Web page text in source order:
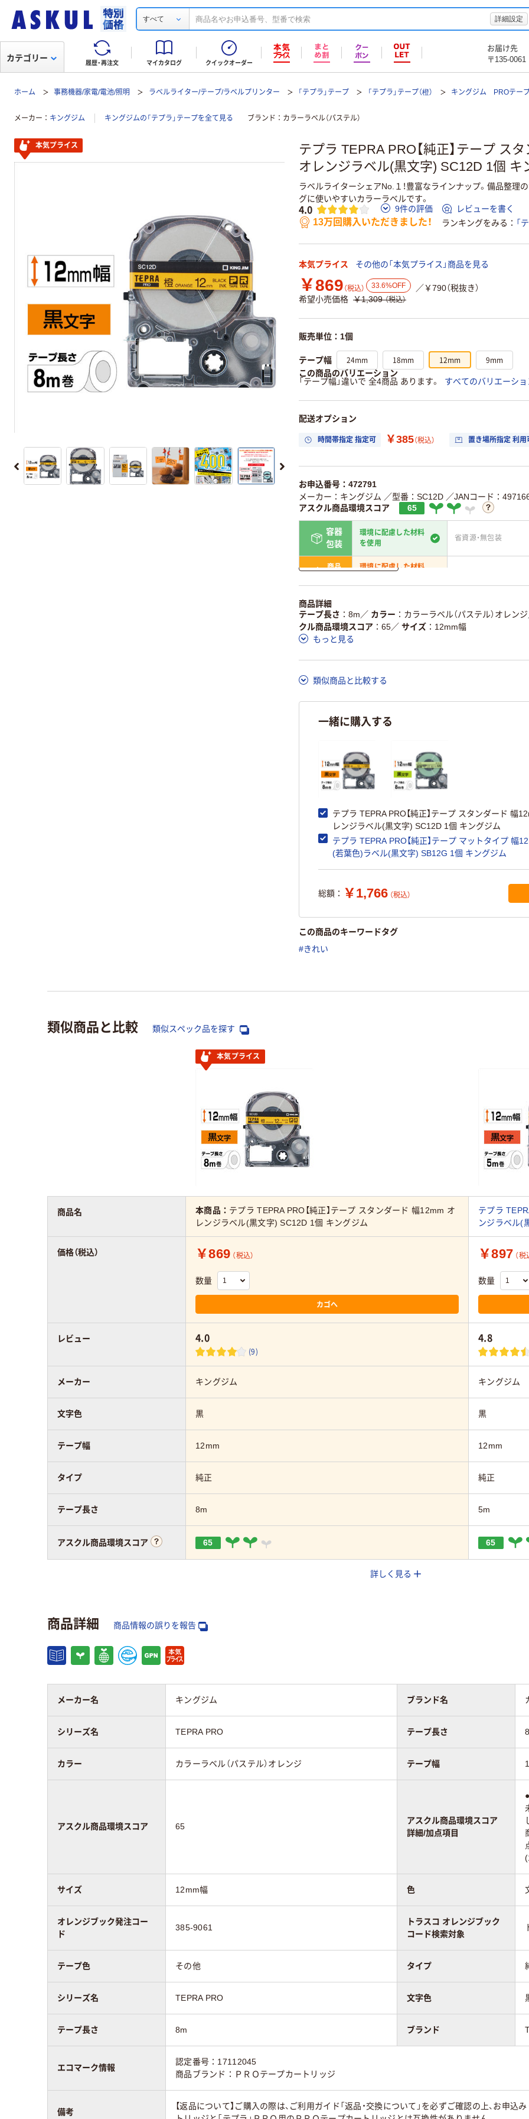
すべて 詳細設定
履歴・再注文 マイカタログ クイックオーダー
お届け先
〒135-0061
カテゴリー
ホーム 事務機器/家電/電池/照明 ラベルライター/テープ/ラベルプリンター 「テプラ」テープ 「テプラ」テープ（橙） キングジム PROテー
メーカー キングジム キングジムの「テプラ」テープを全て見る ブランド カラーラベル（パステル）
テプラ TEPRA PRO【純正】テープ ス
オレンジラベル(黒文字) SC12D 1個 キ
ラベルライターシェアNo.１！豊富なラインナップ。備品整理
グに使いやすいカラーラベルです。
4.0 9件の評価 レビューを書く
13万回購入いただきました！ ランキングをみる 「
本気プライス その他の「本気プライス」商品を見る
￥869 （税込） 33.6%OFF
／￥790（税抜き）
希望小売価格 ￥1,309 （税込）
販売単位：1個
テープ幅 24mm 18mm 12mm 9mm
この商品のバリエーション
「テープ幅」違いで 全4商品 あります。
すべてのバリエーシ
配送オプション
時間帯指定 指定可 ￥385（税込） 置き場所指定 利用
お申込番号：472791
メーカー：キングジム ／型番：SC12D ／JANコード：
アスクル商品環境スコア
65
容器
包装
環境に配慮した材料
を使用
省資源・無包装
商品
環境に配慮した材料
仕組
がある
ている
この商品の環境配慮ポイントです。詳しくはページ下部の商品
ア詳細／加点項目
詳しく見る
商品詳細
テープ長さ
8m ／ カラー カラーラベル（パステル）オレンジ
クル商品環境スコア
65／ サイズ
12mm幅
もっと見る
類似商品と比較する
一緒に購入する
テプラ TEPRA PRO【純正】テープ スタンダード 幅
レンジラベル(黒文字) SC12D 1個 キングジム
テプラ TEPRA PRO【純正】テープ マットタイプ 幅
(若葉色)ラベル(黒文字) SB12G 1個 キングジム
総額： ￥1,766 （税込）
この商品のキーワードタグ
#きれい
本気プライス
類似商品と比較 類似スペック品を探す
本気プライス
商品名 本商品： テプラ TEPRA PRO【純正】テープ スタンダード 幅12mm オ
レンジラベル(黒文字) SC12D 1個 キングジム
テプラ
ンジラベル(
価格（税込） ￥869 （税込）
数量
カゴへ
￥897 （税
数量
レビュー 4.0
(9)
4.8
メーカー キングジム キングジム
文字色 黒 黒
テープ幅 12mm 12mm
タイプ 純正 純正
テープ長さ 8m 5m
アスクル商品環境スコア 65 65
詳しく見る
商品詳細 商品情報の誤りを報告
メーカー名 キングジム ブランド名
シリーズ名 TEPRA PRO テープ長さ
カラー カラーラベル（パステル）オレンジ テープ幅
アスクル商品環境スコア 65
アスクル商品環境スコア
詳細/加点項目
サイズ 12mm幅 色
オレンジブック発注コー
ド
385-9061
トラスコ オレンジブック
コード検索対象
テープ色 その他 タイプ
シリーズ名 TEPRA PRO 文字色
テープ長さ 8m ブランド
エコマーク情報
認定番号：17112045
商品ブランド：ＰＲＯテープカートリッジ
備考
【返品について】ご購入の際は、ご利用ガイド「返品・交換について」を必ずご確認の上、お申